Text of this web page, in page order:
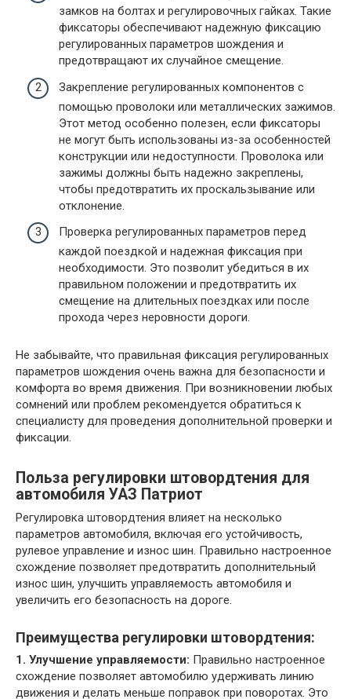
замков на болтах и регулировочных гайках. Такие
фиксаторы обеспечивают надежную фиксацию
регулированных параметров шождения и
предотвращают их случайное смещение.
Закрепление регулированных компонентов с
помощью проволоки или металлических зажимов.
Этот метод особенно полезен, если фиксаторы
не могут быть использованы из-за особенностей
конструкции или недоступности. Проволока или
зажимы должны быть надежно закреплены,
чтобы предотвратить их проскальзывание или
отклонение.
Проверка регулированных параметров перед
каждой поездкой и надежная фиксация при
необходимости. Это позволит убедиться в их
правильном положении и предотвратить их
смещение на длительных поездках или после
прохода через неровности дороги.
Не забывайте, что правильная фиксация регулированных
параметров шождения очень важна для безопасности и
комфорта во время движения. При возникновении любых
сомнений или проблем рекомендуется обратиться к
специалисту для проведения дополнительной проверки и
фиксации.
Польза регулировки штовордтения для
автомобиля УАЗ Патриот
Регулировка штовордтения влияет на несколько
параметров автомобиля, включая его устойчивость,
рулевое управление и износ шин. Правильно настроенное
схождение позволяет предотвратить дополнительный
износ шин, улучшить управляемость автомобиля и
увеличить его безопасность на дороге.
Преимущества регулировки штовордтения:
1. Улучшение управляемости: Правильно настроенное
схождение позволяет автомобилю удерживать линию
движения и делать меньше поправок при поворотах. Это